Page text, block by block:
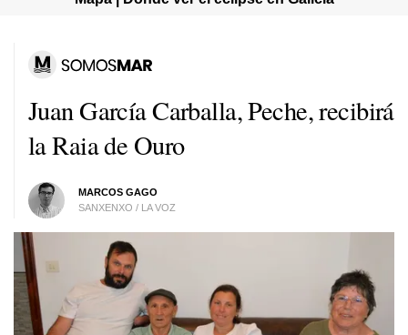
Juan García Carballa, Peche, recibirá
la Raia de Ouro
MARCOS GAGO
SANXENXO / LA VOZ